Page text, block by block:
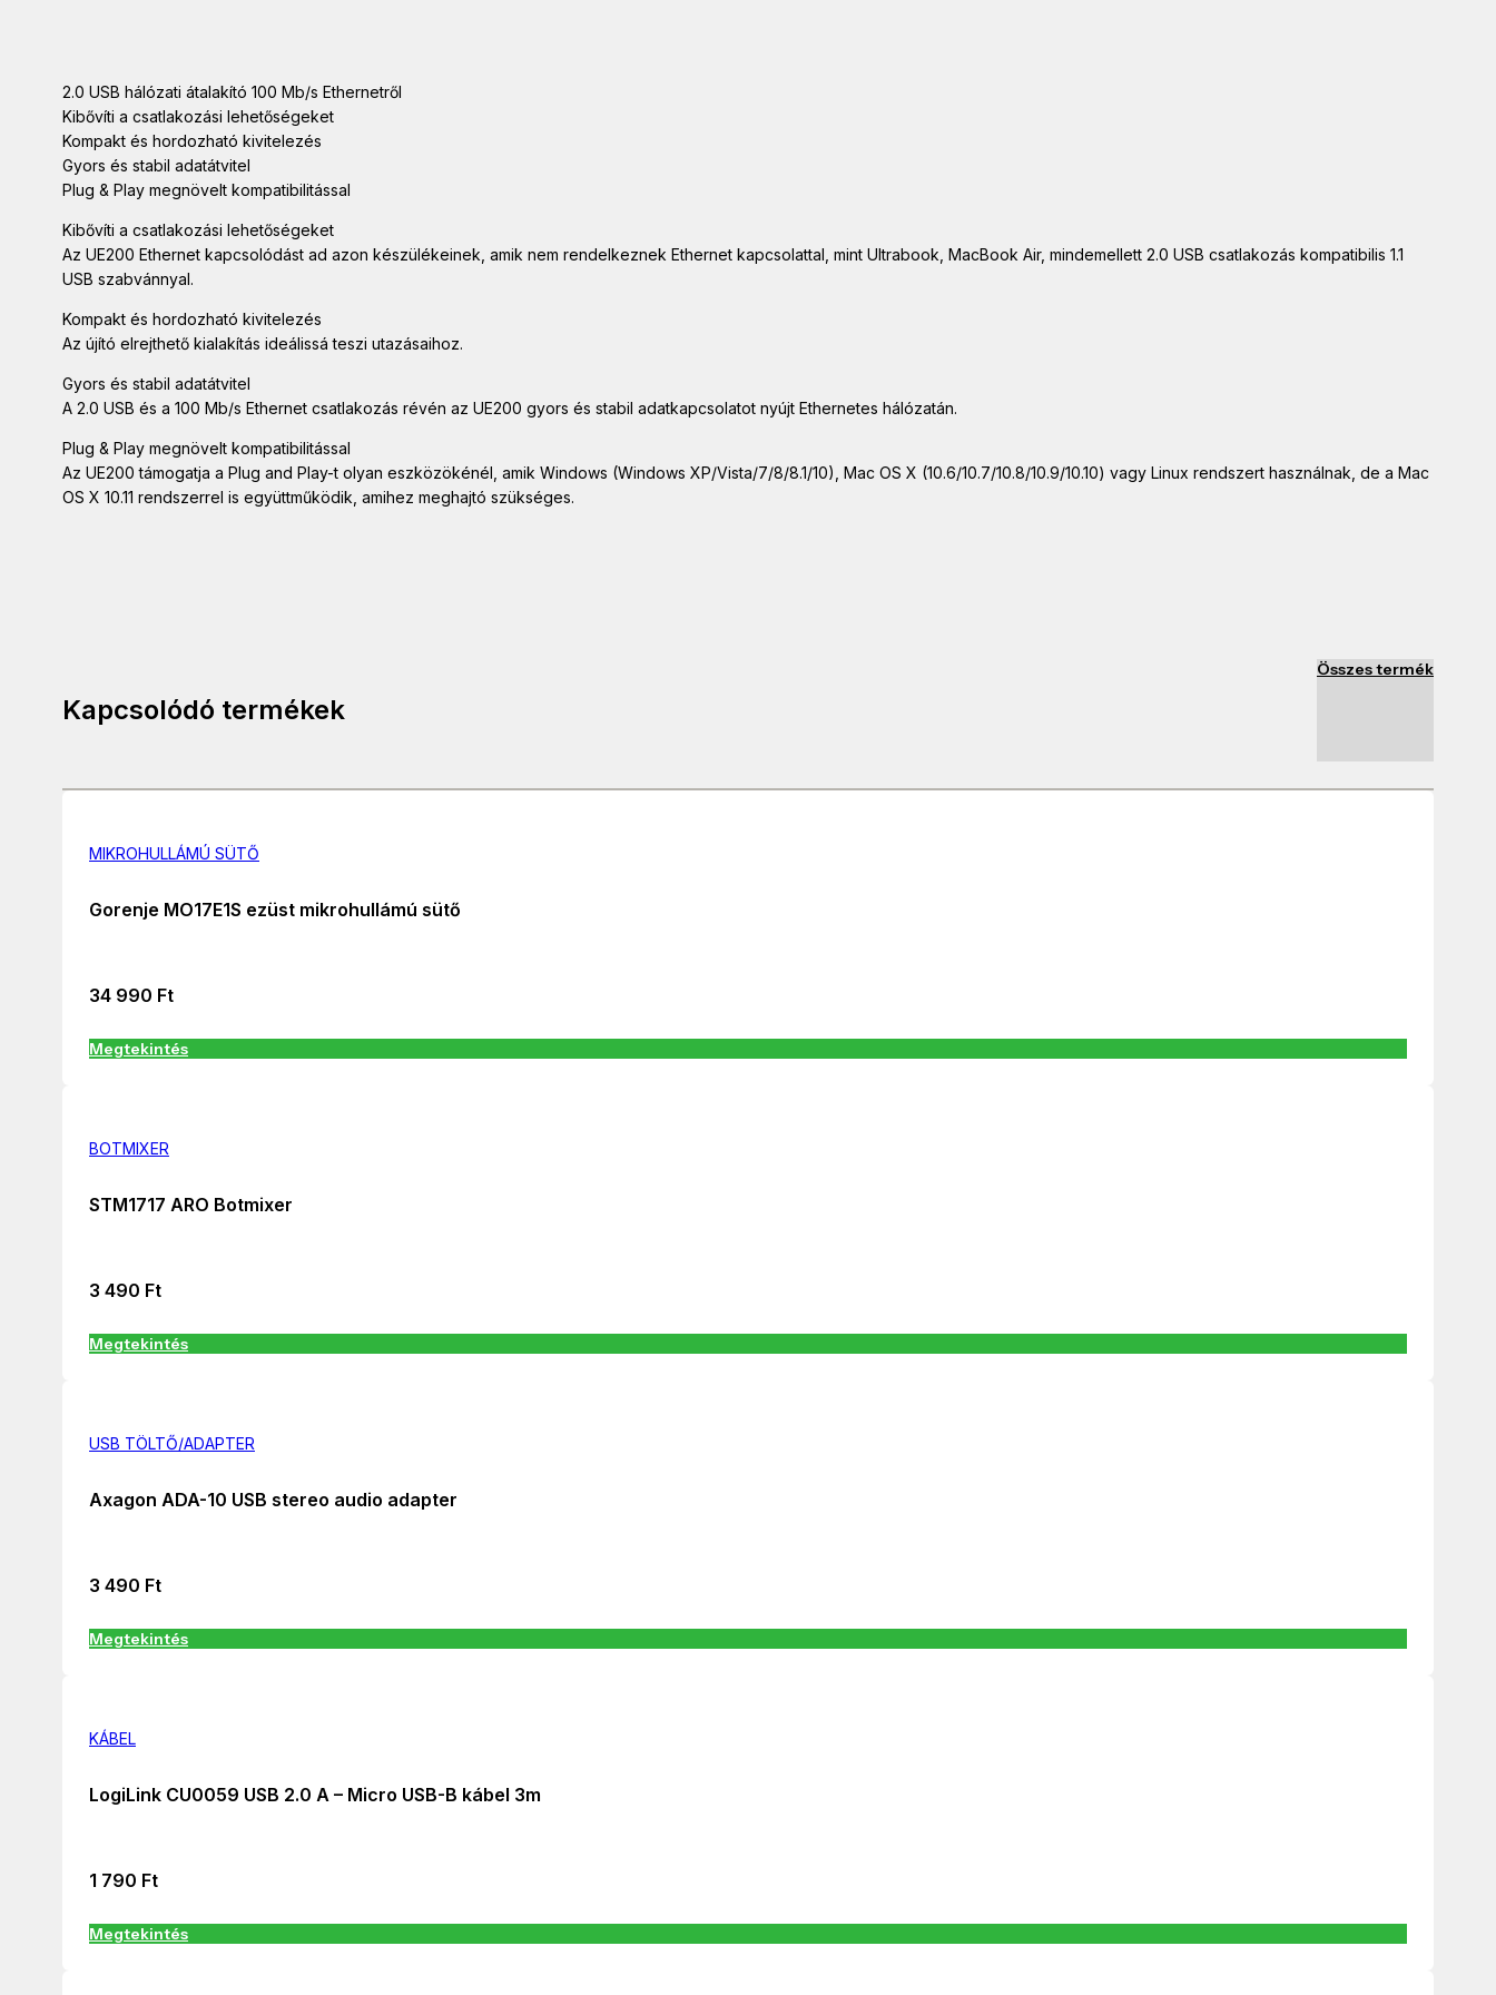
2.0 USB hálózati átalakító 100 Mb/s Ethernetről
Kibővíti a csatlakozási lehetőségeket
Kompakt és hordozható kivitelezés
Gyors és stabil adatátvitel
Plug & Play megnövelt kompatibilitással
Kibővíti a csatlakozási lehetőségeket
Az UE200 Ethernet kapcsolódást ad azon készülékeinek, amik nem rendelkeznek Ethernet kapcsolattal, mint Ultrabook, MacBook Air, mindemellett 2.0 USB csatlakozás kompatibilis 1.1
USB szabvánnyal.
Kompakt és hordozható kivitelezés
Az újító elrejthető kialakítás ideálissá teszi utazásaihoz.
Gyors és stabil adatátvitel
A 2.0 USB és a 100 Mb/s Ethernet csatlakozás révén az UE200 gyors és stabil adatkapcsolatot nyújt Ethernetes hálózatán.
Plug & Play megnövelt kompatibilitással
Az UE200 támogatja a Plug and Play-t olyan eszközökénél, amik Windows (Windows XP/Vista/7/8/8.1/10), Mac OS X (10.6/10.7/10.8/10.9/10.10) vagy Linux rendszert használnak, de a Mac
OS X 10.11 rendszerrel is együttműködik, amihez meghajtó szükséges.
Kapcsolódó termékek
Összes termék
MIKROHULLÁMÚ SÜTŐ
Gorenje MO17E1S ezüst mikrohullámú sütő
34 990 Ft
Megtekintés
BOTMIXER
STM1717 ARO Botmixer
3 490 Ft
Megtekintés
USB TÖLTŐ/ADAPTER
Axagon ADA-10 USB stereo audio adapter
3 490 Ft
Megtekintés
KÁBEL
LogiLink CU0059 USB 2.0 A – Micro USB-B kábel 3m
1 790 Ft
Megtekintés